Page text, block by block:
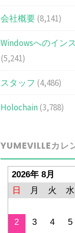
会社概要(8,141)
Windowsへのイン
(5,241)
スタッフ (4,486)
Holochain(3,788)
YUMEVILLEカレ
2026年 8月
日
月 火 水
2
3 4 5